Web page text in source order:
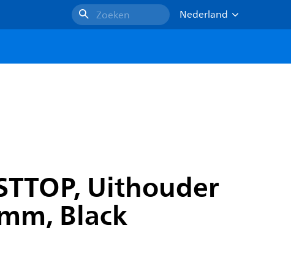
Zoeken
Nederland
Uithouder
Black